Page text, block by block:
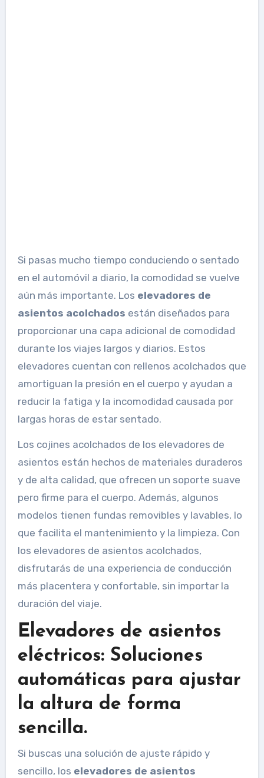
Si pasas mucho tiempo conduciendo o sentado
en el automóvil a diario, la comodidad se vuelve
aún más importante. Los elevadores de
asientos acolchados están diseñados para
proporcionar una capa adicional de comodidad
durante los viajes largos y diarios. Estos
elevadores cuentan con rellenos acolchados que
amortiguan la presión en el cuerpo y ayudan a
reducir la fatiga y la incomodidad causada por
largas horas de estar sentado.
Los cojines acolchados de los elevadores de
asientos están hechos de materiales duraderos
y de alta calidad, que ofrecen un soporte suave
pero firme para el cuerpo. Además, algunos
modelos tienen fundas removibles y lavables, lo
que facilita el mantenimiento y la limpieza. Con
los elevadores de asientos acolchados,
disfrutarás de una experiencia de conducción
más placentera y confortable, sin importar la
duración del viaje.
Elevadores de asientos
eléctricos: Soluciones
automáticas para ajustar
la altura de forma
sencilla.
Si buscas una solución de ajuste rápido y
sencillo, los elevadores de asientos